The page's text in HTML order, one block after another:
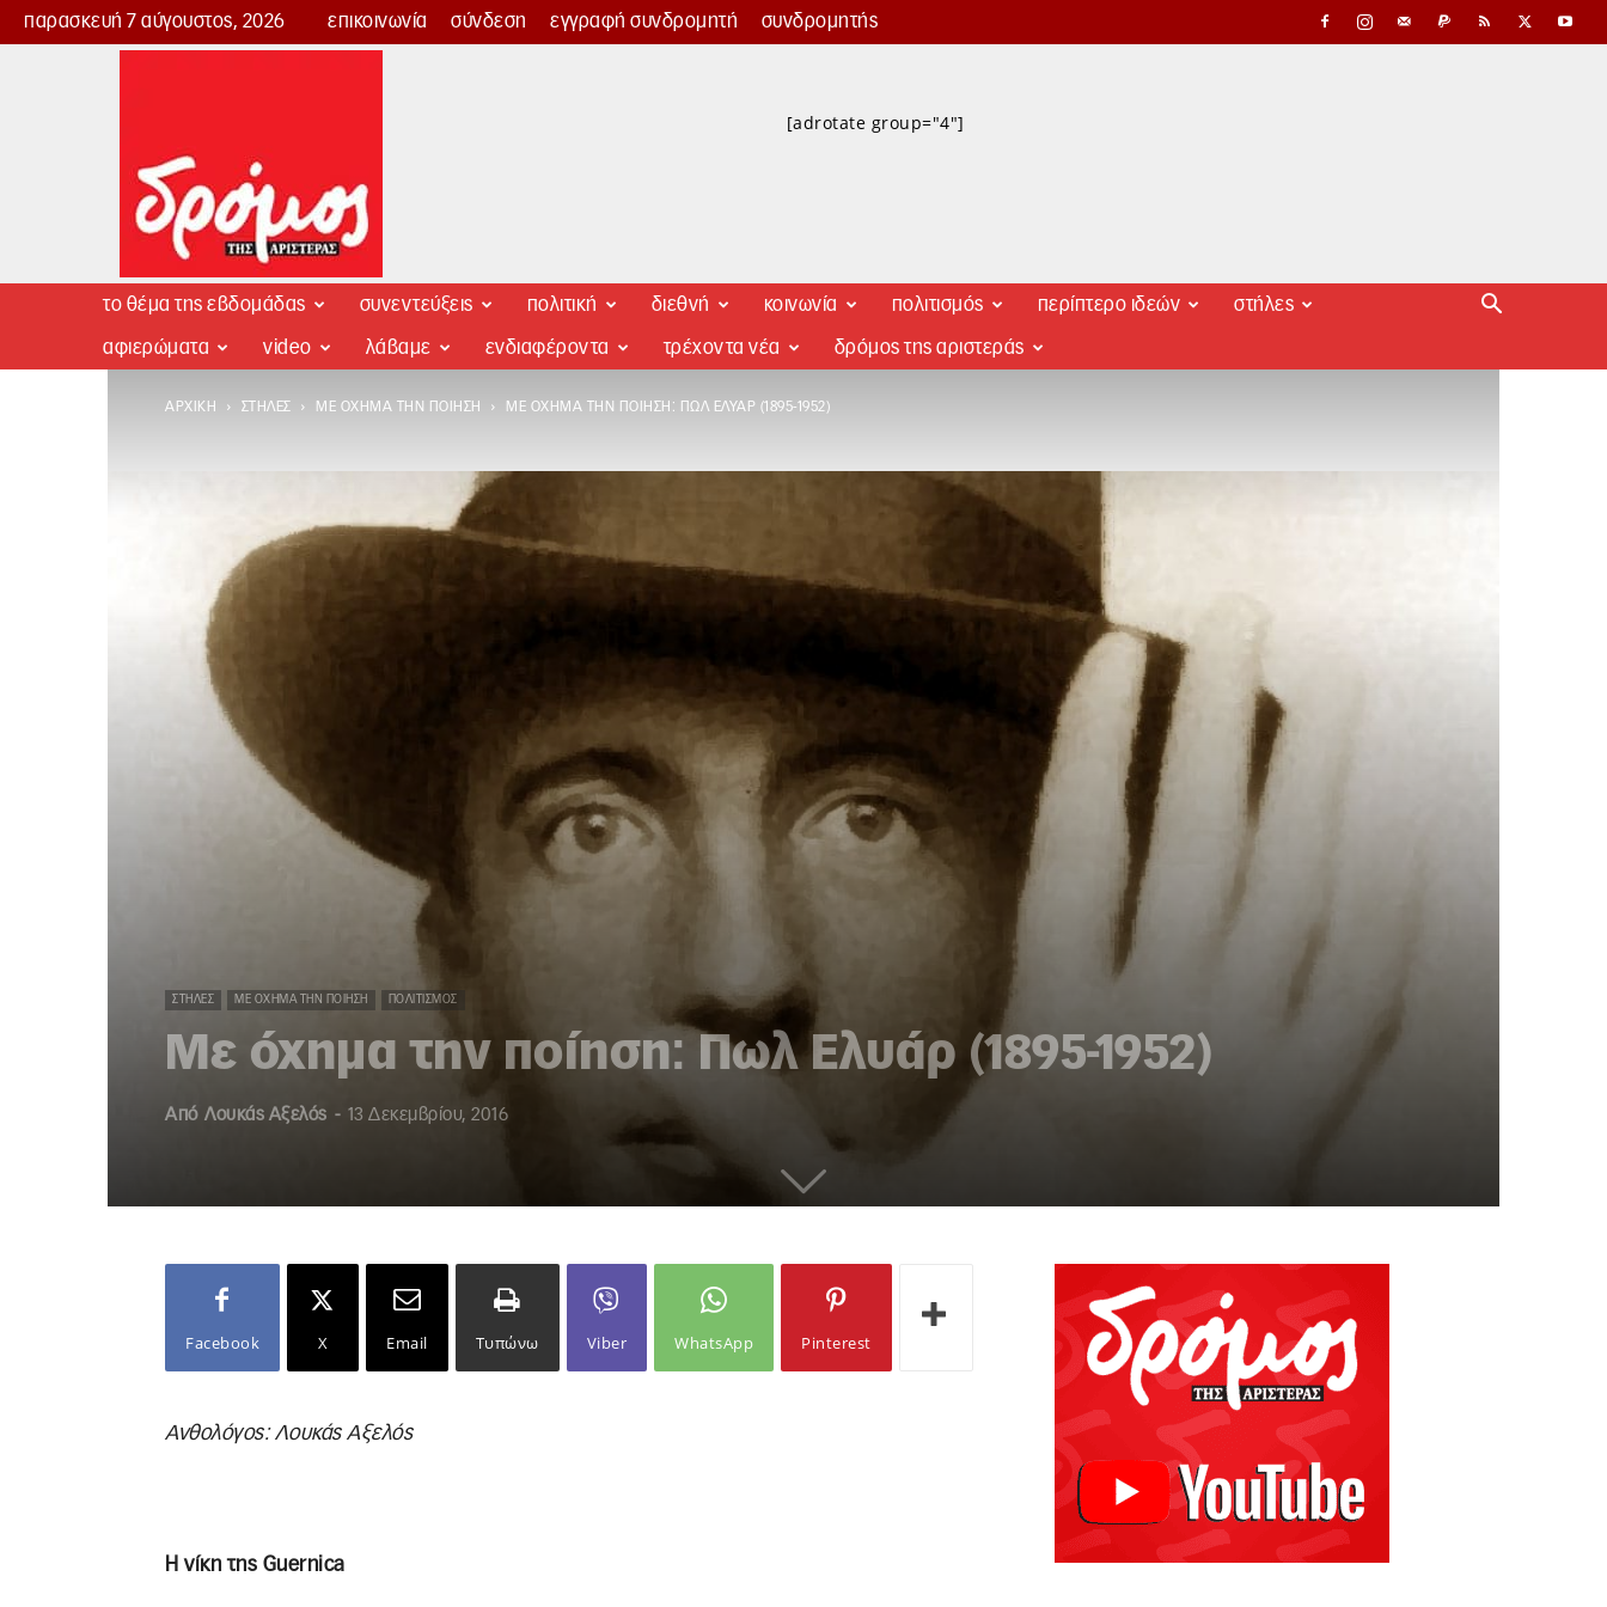
παρασκευή 7 αύγουστος, 2026 επικοινωνία σύνδεση εγγραφή συνδρομητή συνδρομητής
Δρόμος
[adrotate group="4"]
το θέμα της εβδομάδας συνεντεύξεις πολιτική διεθνή κοινωνία πολιτισμός περίπτερο ιδεών στήλες
αφιερώματα video λάβαμε ενδιαφέροντα τρέχοντα νέα δρόμος της αριστεράς
ΑΡΧΙΚΉ ΣΤΉΛΕΣ ΜΕ ΌΧΗΜΑ ΤΗΝ ΠΟΊΗΣΗ ΜΕ ΌΧΗΜΑ ΤΗΝ ΠΟΊΗΣΗ: ΠΩΛ ΕΛΥΆΡ (1895-1952)
ΣΤΉΛΕΣ ΜΕ ΌΧΗΜΑ ΤΗΝ ΠΟΊΗΣΗ ΠΟΛΙΤΙΣΜΌΣ
Με όχημα την ποίηση: Πωλ Ελυάρ (1895-1952)
Από Λουκάς Αξελός - 13 Δεκεμβρίου, 2016
Facebook X Email Τυπώνω Viber WhatsApp Pinterest
Ανθολόγος: Λουκάς Αξελός
Η νίκη της Guernica